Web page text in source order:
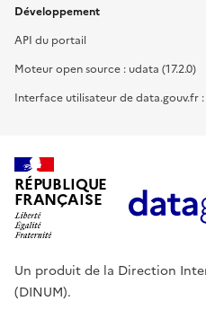
Développement
API du portail
Moteur open source : udata (17.2.0)
Interface utilisateur de data.gouv.fr
RÉPUBLIQUE
FRANÇAISE
Un produit de la Direction
(DINUM).